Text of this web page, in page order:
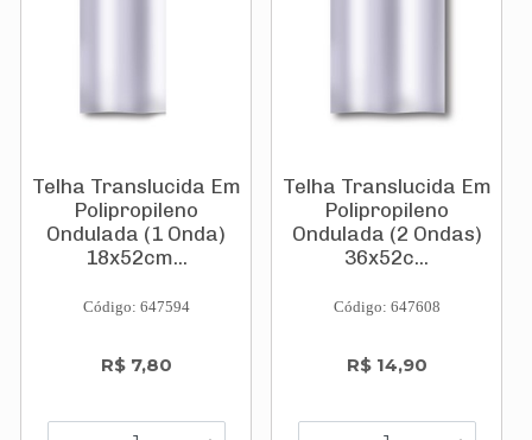
Telha Translucida Em
Polipropileno
Ondulada (1 Onda)
18x52cm...
Código: 647594
R$ 7,80
Telha Translucida Em
Polipropileno
Ondulada (2 Ondas)
36x52c...
Código: 647608
R$ 14,90